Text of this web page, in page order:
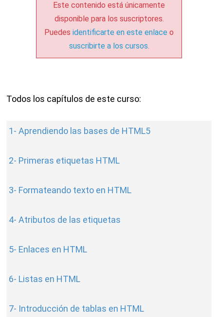
Este contenido está únicamente
disponible para los suscriptores.
Puedes identificarte en este enlace o
suscribirte a los cursos.
Todos los capítulos de este curso:
1- Aprendiendo las bases de HTML5
2- Primeras etiquetas HTML
3- Formateando texto en HTML
4- Atributos de las etiquetas
5- Enlaces en HTML
6- Listas en HTML
7- Introducción de tablas en HTML